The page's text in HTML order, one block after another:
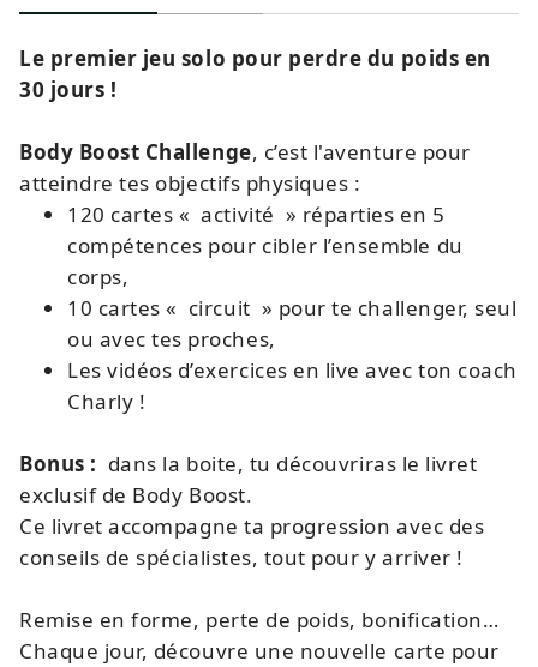
Le premier jeu solo pour perdre du poids en
30 jours !
Body Boost Challenge, c’est l'aventure pour
atteindre tes objectifs physiques :
120 cartes « activité » réparties en 5
compétences pour cibler l’ensemble du
corps,
10 cartes « circuit » pour te challenger, seul
ou avec tes proches,
Les vidéos d’exercices en live avec ton coach
Charly !
Bonus : dans la boite, tu découvriras le livret
exclusif de Body Boost.
Ce livret accompagne ta progression avec des
conseils de spécialistes, tout pour y arriver !
Remise en forme, perte de poids, bonification…
Chaque jour, découvre une nouvelle carte pour